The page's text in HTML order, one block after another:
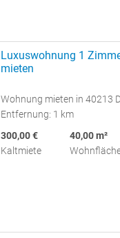
Luxuswohnung 1
mieten
Wohnung mieten in 40213
Entfernung: 1 km
300,00 €
Kaltmiete
40,00 m²